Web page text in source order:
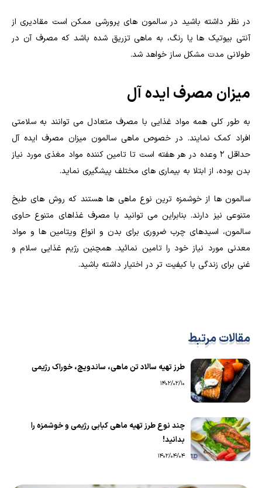
در نظر داشته باشید در سالمون های پرورشی ممکن است مقادیری از
آنتی بیوتیک ها یا رنگ، به ماهی تزریق شده باشد که مصرف آن در
طولانی مدت مشکل ساز خواهد شد.
میزان مصرف ایده آل
به طور کلی همه مواد غذایی با مصرف متعادل می توانند به سلامتی
افراد کمک نمایند. در خصوص ماهی سالمون میزان مصرف ایده آل
حداقل ۲ وعده در هر هفته است تا تامین کننده مواد مغذی مورد نیاز
بدن بوده، از ابتلا به بیماری های مختلف پیشگیری نماید.
سالمون ها از خوشمزه ترین نوع ماهی ها هستند که روش های طبخ
متنوعی نیز دارند. بنابراین می توانید با مصرف غذاهای متنوع حاوی
سالمون، اسیدهای چرب ضروری برای بدن و انواع ویتامین ها و مواد
معدنی مورد نیاز خود را تامین نمائید. همچنین رژیم غذایی سلام و
غنی برای زندگی با کیفیت تر در اختیار داشته باشید.
مقالات مرتبط
طرز تهیه سالاد تن ماهی، ساندویچ، خوراک رژیمی
1402/02/10
چند نوع طرز تهیه ماهی کبابی رژیمی و خوشمزه را
بدانید!
1402/04/04